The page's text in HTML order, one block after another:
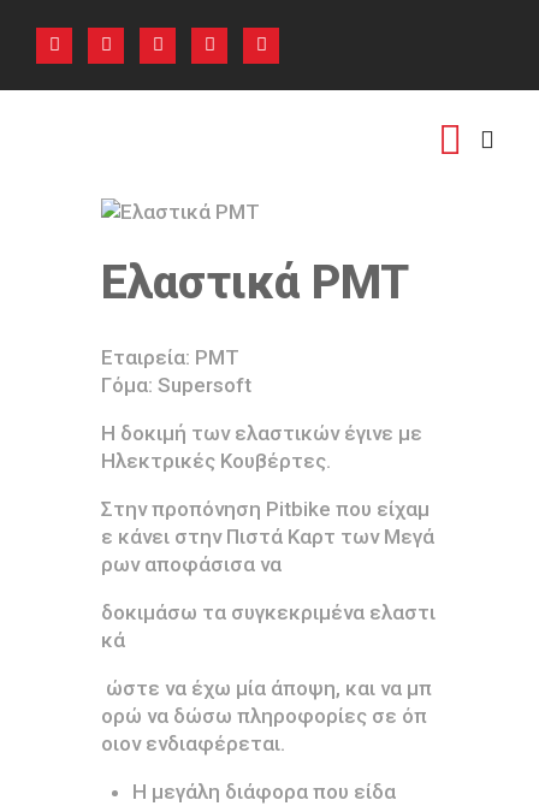
PHOTO GALLERY
Ελαστικά PMT
Εταιρεία: PMT
Γόμα: Supersoft
Η δοκιμή των ελαστικών έγινε με
Ηλεκτρικές Κουβέρτες.
Στην προπόνηση Pitbike που είχαμ
ε κάνει στην Πιστά Καρτ των Μεγά
ρων αποφάσισα να
δοκιμάσω τα συγκεκριμένα ελαστι
κά
ώστε να έχω μία άποψη, και να μπ
ορώ να δώσω πληροφορίες σε όπ
οιον ενδιαφέρεται.
Η μεγάλη διάφορα που είδα